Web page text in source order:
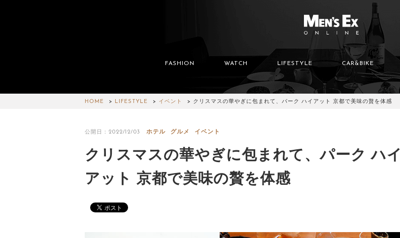
FASHION WATCH LIFESTYLE CAR&BIKE
HOME LIFESTYLE イベント クリスマスの華やぎに包まれて、パーク ハイアット 京都で美味の贅を体感
公開日：2022/12/03 ホテル グルメ イベント
クリスマスの華やぎに包まれて、パーク ハイ
アット 京都で美味の贅を体感